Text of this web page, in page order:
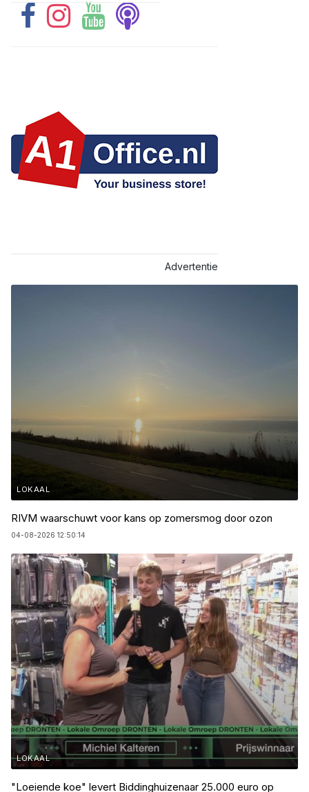
Advertentie
LOKAAL
RIVM waarschuwt voor kans op zomersmog door ozon
04-08-2026 12:50:14
LOKAAL
"Loeiende koe" levert Biddinghuizenaar 25.000 euro op